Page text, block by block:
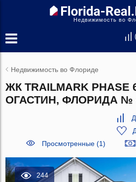
Недвижимость во
Недвижимость во Флориде
ЖК TRAILMARK PHASE
ОГАСТИН, ФЛОРИДА №
Просмотренные (1)
244